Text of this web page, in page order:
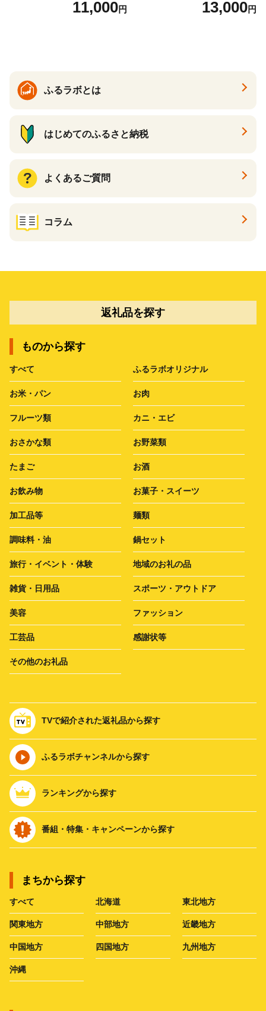
すすめスイーツ 神戸スイー
11,000円
ト 詰め合わせ ギフト】
13,000円
ふるラボとは
はじめてのふるさと納税
よくあるご質問
コラム
返礼品を探す
ものから探す
すべて ふるラボオリジナル
お米・パン お肉
フルーツ類 カニ・エビ
おさかな類 お野菜類
たまご お酒
お飲み物 お菓子・スイーツ
加工品等 麺類
調味料・油 鍋セット
旅行・イベント・体験 地域のお礼の品
雑貨・日用品 スポーツ・アウトドア
美容 ファッション
工芸品 感謝状等
その他のお礼品
TVで紹介された返礼品から探す
ふるラボチャンネルから探す
ランキングから探す
番組・特集・キャンペーンから探す
まちから探す
すべて 北海道 東北地方
関東地方 中部地方 近畿地方
中国地方 四国地方 九州地方
沖縄